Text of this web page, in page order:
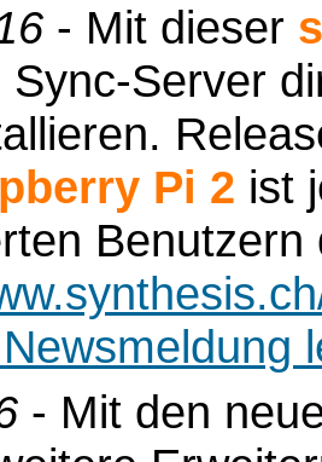
- Mit dieser
Sync-Server
Pi 2 ist
- Mit den